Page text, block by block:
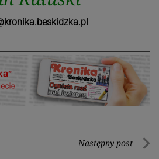
Następny post